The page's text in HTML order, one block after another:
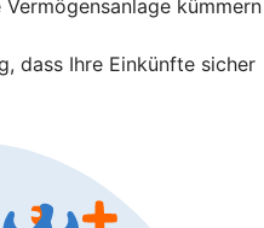
kümmern
dass Ihre Einkünfte sicher